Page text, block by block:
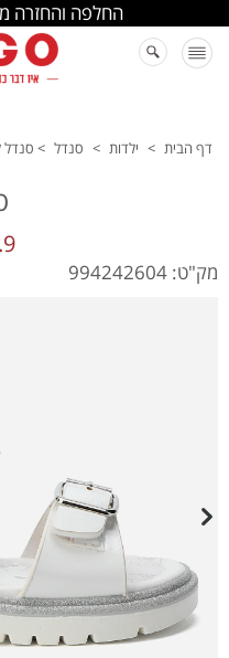
החלפה והחזרה
דף הבית > ילדות > סנדל > סנדל
₪
מק"ט: 994242604